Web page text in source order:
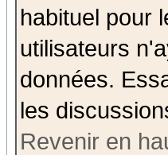
habituel pour
utilisateurs
données.
les
Revenir en